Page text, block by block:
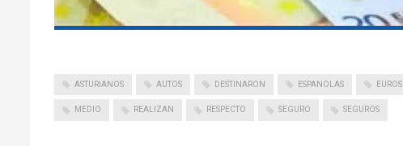
ASTURIANOS AUTOS DESTINARON ESPANOLAS EUROS
MEDIO REALIZAN RESPECTO SEGURO SEGUROS